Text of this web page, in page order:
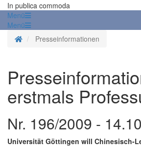
In publica commoda
Menü
Menü
StartseitePresseinformationen
erstmals
Nr. 196/2009 -
Universität Göttingen will Chinesisch-